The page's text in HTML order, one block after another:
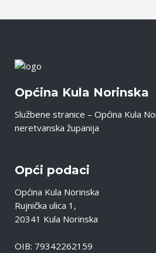
Općina Kula Norinska
Službene stranice – Općina Kula
neretvanska županija
Opći podaci
Općina Kula Norinska
Rujnička ulica 1,
20341 Kula Norinska
OIB: 79342262159